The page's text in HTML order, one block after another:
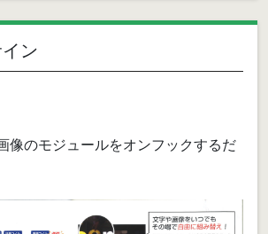
ン
像のモジュールをオンフックするだ